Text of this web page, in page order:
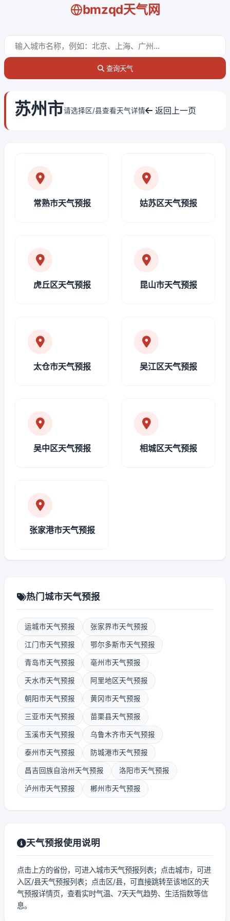
bmzqd天气网
查询天气
苏州市请选择区/县查看天气详情 返回上一页
常熟市天气预报 姑苏区天气预报
虎丘区天气预报 昆山市天气预报
太仓市天气预报 吴江区天气预报
吴中区天气预报 相城区天气预报
张家港市天气预报
热门城市天气预报
运城市天气预报 张家界市天气预报
江门市天气预报 鄂尔多斯市天气预报
青岛市天气预报 亳州市天气预报
天水市天气预报 阿里地区天气预报
朝阳市天气预报 黄冈市天气预报
三亚市天气预报 苗栗县天气预报
玉溪市天气预报 乌鲁木齐市天气预报
泰州市天气预报 防城港市天气预报
昌吉回族自治州天气预报 洛阳市天气预报
泸州市天气预报 郴州市天气预报
天气预报使用说明
点击上方的省份，可进入城市天气预报列表；点击城市，可进
入区/县天气预报列表；点击区/县，可直接跳转至该地区的天
气预报详情页，查看实时气温、7天天气趋势、生活指数等信
息。